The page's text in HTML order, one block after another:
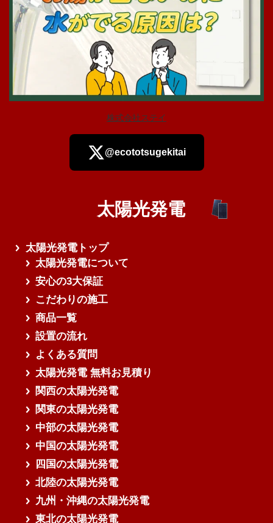
さらに読み込む
株式会社ステイ
@ecototsugekitai
太陽光発電
太陽光発電トップ
太陽光発電について
安心の3大保証
こだわりの施工
商品一覧
設置の流れ
よくある質問
太陽光発電 無料お見積り
関西の太陽光発電
関東の太陽光発電
中部の太陽光発電
中国の太陽光発電
四国の太陽光発電
北陸の太陽光発電
九州・沖縄の太陽光発電
東北の太陽光発電